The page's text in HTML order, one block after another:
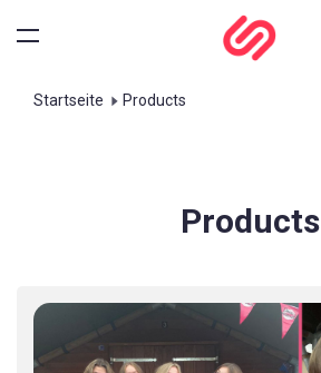
Startseite Products
Products